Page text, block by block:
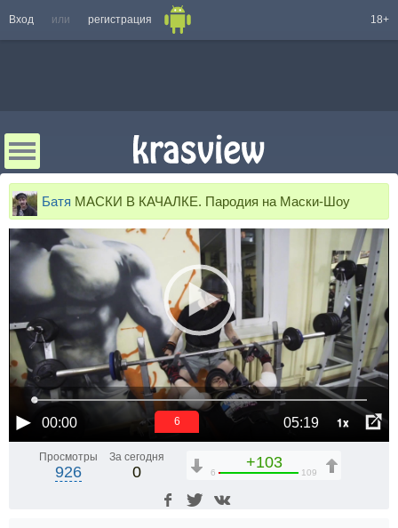
Вход или регистрация 18+
Батя МАСКИ В КАЧАЛКЕ. Пародия на Маски-Шоу
00:00 05:19 1x
6
Просмотры
926
За сегодня
0
+103
6 109